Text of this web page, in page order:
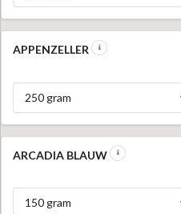
APPENZELLER
250 gram
ARCADIA BLAUW
150 gram